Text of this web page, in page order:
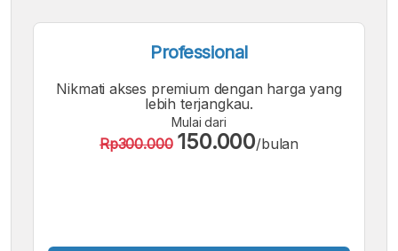
Professional
Nikmati akses premium dengan harga yang
lebih terjangkau.
Mulai dari
Rp300.000 150.000/bulan